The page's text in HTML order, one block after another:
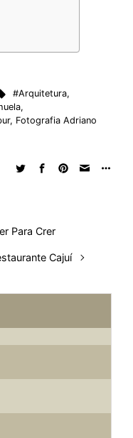
#Arquitetura,
,
, Fotografia Adriano
Para Crer
Cajuí